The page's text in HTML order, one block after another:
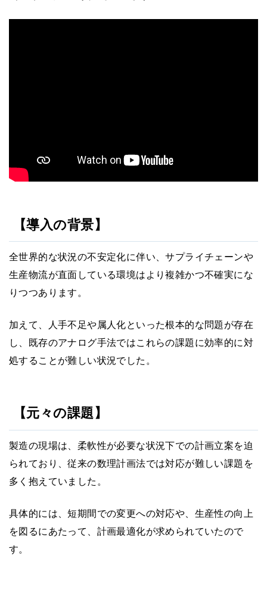
【導入の背景】
全世界的な状況の不安定化に伴い、サプライチェーンや
生産物流が直面している環境はより複雑かつ不確実にな
りつつあります。
加えて、人手不足や属人化といった根本的な問題が存在
し、既存のアナログ手法ではこれらの課題に効率的に対
処することが難しい状況でした。
【元々の課題】
製造の現場は、柔軟性が必要な状況下での計画立案を迫
られており、従来の数理計画法では対応が難しい課題を
多く抱えていました。
具体的には、短期間での変更への対応や、生産性の向上
を図るにあたって、計画最適化が求められていたので
す。